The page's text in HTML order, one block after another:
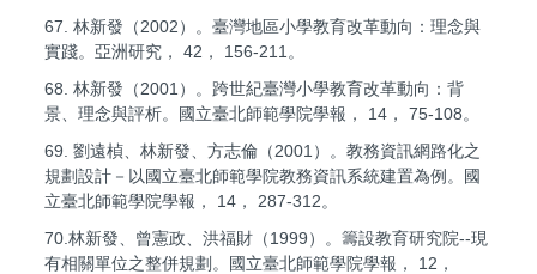
67. 林新發（2002）。臺灣地區小學教育改革動向：理念與
實踐。亞洲研究， 42， 156-211。
68. 林新發（2001）。跨世紀臺灣小學教育改革動向：背
景、理念與評析。國立臺北師範學院學報， 14， 75-108。
69. 劉遠楨、林新發、方志倫（2001）。教務資訊網路化之
規劃設計－以國立臺北師範學院教務資訊系統建置為例。國
立臺北師範學院學報， 14， 287-312。
70.林新發、曾憲政、洪福財（1999）。籌設教育研究院--現
有相關單位之整併規劃。國立臺北師範學院學報， 12，